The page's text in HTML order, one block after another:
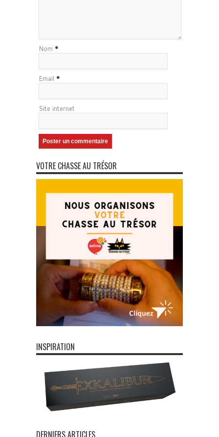
Nom *
Email *
Site internet
VOTRE CHASSE AU TRÉSOR
INSPIRATION
DERNIERS ARTICLES